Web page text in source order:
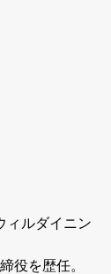
ィルダイニン
役を歴任。